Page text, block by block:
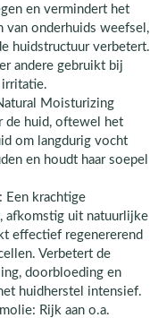
en vermindert het
van onderhuids weefsel,
huidstructuur verbetert.
andere gebruikt bij
irritatie.
Moisturizing
de huid, oftewel het
om langdurig vocht
en houdt haar soepel
Een krachtige
afkomstig uit natuurlijke
effectief regenererend
Verbetert de
doorbloeding en
huidherstel intensief.
Rijk aan o.a.